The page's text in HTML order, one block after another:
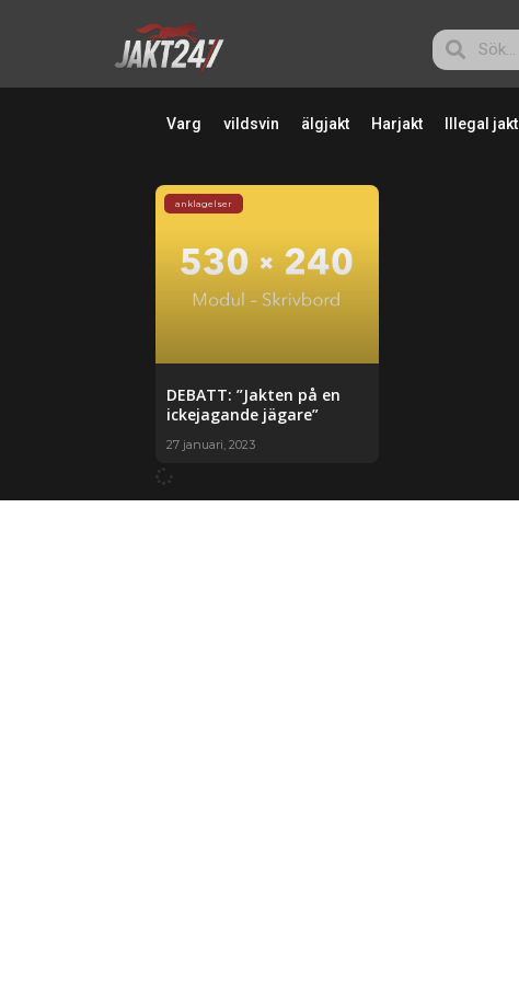
Varg vildsvin älgjakt Harjakt Illegal jakt
anklagelser
DEBATT: ”Jakten på en
ickejagande jägare”
27 januari, 2023